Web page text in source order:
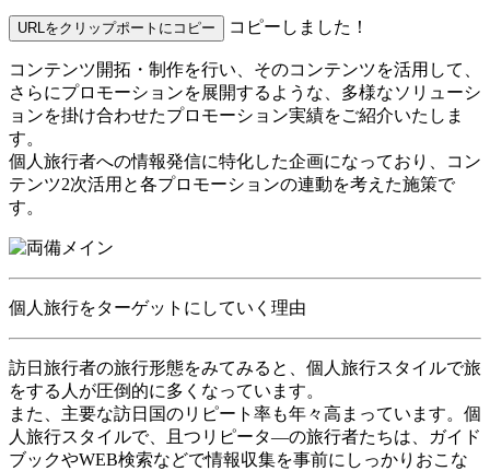
URLをクリップポートにコピー コピーしました！
コンテンツ開拓・制作を行い、そのコンテンツを活用して、
さらにプロモーションを展開するような、多様なソリューシ
ョンを掛け合わせたプロモーション実績をご紹介いたしま
す。
個人旅行者への情報発信に特化した企画になっており、コン
テンツ2次活用と各プロモーションの連動を考えた施策で
す。
個人旅行をターゲットにしていく理由
訪日旅行者の旅行形態をみてみると、個人旅行スタイルで旅
をする人が圧倒的に多くなっています。
また、主要な訪日国のリピート率も年々高まっています。個
人旅行スタイルで、且つリピータ―の旅行者たちは、ガイド
ブックやWEB検索などで情報収集を事前にしっかりおこな